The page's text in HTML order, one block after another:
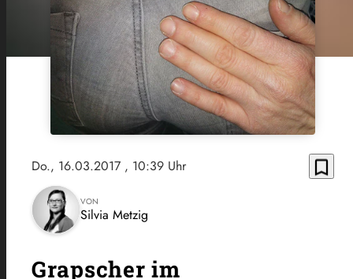
Do., 16.03.2017 , 10:39 Uhr bookmark_border
VON
Silvia Metzig
Grapscher im